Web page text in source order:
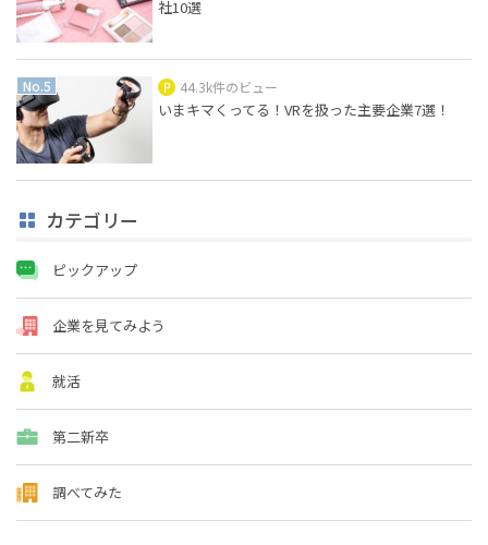
社10選
44.3k件のビュー
いまキマくってる！VRを扱った主要企業7選！
カテゴリー
ピックアップ
企業を見てみよう
就活
第二新卒
調べてみた